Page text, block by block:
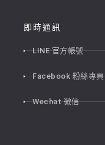
即時通訊
LINE 官方帳號
Facebook 粉絲專頁
Wechat 微信